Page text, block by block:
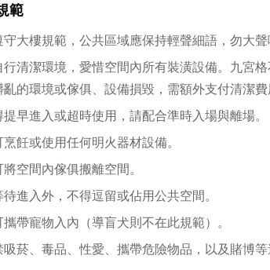
範
守大樓規範，公共區域應保持輕聲細語，勿大聲
行清潔環境，愛惜空間內所有裝潢設備。九宮
亂的環境或傢俱、設備損毀，需額外支付清潔費
提早進入或超時使用，請配合準時入場與離場。
烹飪或使用任何明火器材設備。
將空間內傢俱搬離空間。
待進入外，不得逗留或佔用公共空間。
攜帶寵物入內（導盲犬則不在此規範）。
吸菸、毒品、性愛、攜帶危險物品，以及賭博